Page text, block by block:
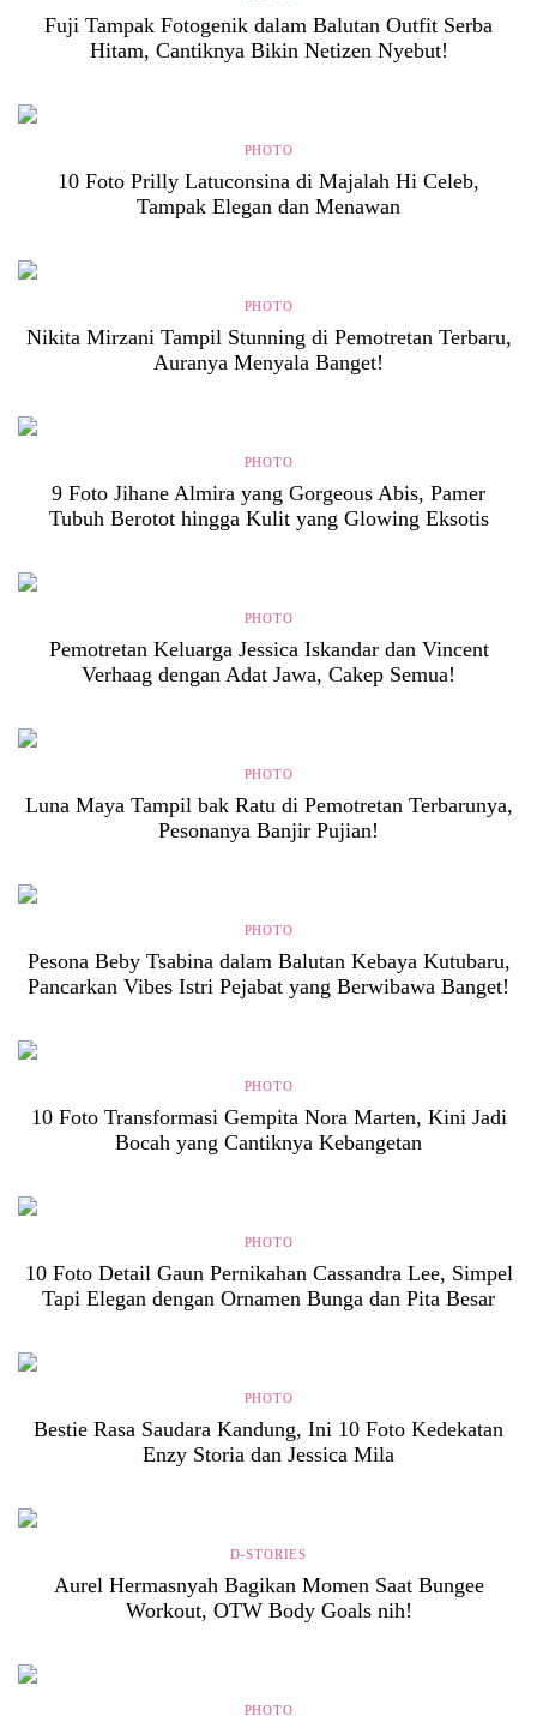
Fuji Tampak Fotogenik dalam Balutan Outfit Serba
Hitam, Cantiknya Bikin Netizen Nyebut!
PHOTO
10 Foto Prilly Latuconsina di Majalah Hi Celeb,
Tampak Elegan dan Menawan
PHOTO
Nikita Mirzani Tampil Stunning di Pemotretan Terbaru,
Auranya Menyala Banget!
PHOTO
9 Foto Jihane Almira yang Gorgeous Abis, Pamer
Tubuh Berotot hingga Kulit yang Glowing Eksotis
PHOTO
Pemotretan Keluarga Jessica Iskandar dan Vincent
Verhaag dengan Adat Jawa, Cakep Semua!
PHOTO
Luna Maya Tampil bak Ratu di Pemotretan Terbarunya,
Pesonanya Banjir Pujian!
PHOTO
Pesona Beby Tsabina dalam Balutan Kebaya Kutubaru,
Pancarkan Vibes Istri Pejabat yang Berwibawa Banget!
PHOTO
10 Foto Transformasi Gempita Nora Marten, Kini Jadi
Bocah yang Cantiknya Kebangetan
PHOTO
10 Foto Detail Gaun Pernikahan Cassandra Lee, Simpel
Tapi Elegan dengan Ornamen Bunga dan Pita Besar
PHOTO
Bestie Rasa Saudara Kandung, Ini 10 Foto Kedekatan
Enzy Storia dan Jessica Mila
D-STORIES
Aurel Hermasnyah Bagikan Momen Saat Bungee
Workout, OTW Body Goals nih!
PHOTO